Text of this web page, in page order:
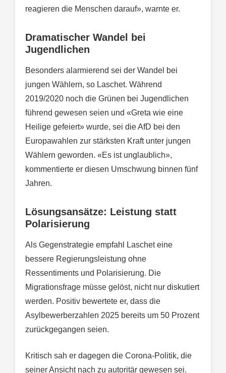
reagieren die Menschen darauf», warnte er.
Dramatischer Wandel bei
Jugendlichen
Besonders alarmierend sei der Wandel bei
jungen Wählern, so Laschet. Während
2019/2020 noch die Grünen bei Jugendlichen
führend gewesen seien und «Greta wie eine
Heilige gefeiert» wurde, sei die AfD bei den
Europawahlen zur stärksten Kraft unter jungen
Wählern geworden. «Es ist unglaublich»,
kommentierte er diesen Umschwung binnen fünf
Jahren.
Lösungsansätze: Leistung statt
Polarisierung
Als Gegenstrategie empfahl Laschet eine
bessere Regierungsleistung ohne
Ressentiments und Polarisierung. Die
Migrationsfrage müsse gelöst, nicht nur diskutiert
werden. Positiv bewertete er, dass die
Asylbewerberzahlen 2025 bereits um 50 Prozent
zurückgegangen seien.
Kritisch sah er dagegen die Corona-Politik, die
seiner Ansicht nach zu autoritär gewesen sei.